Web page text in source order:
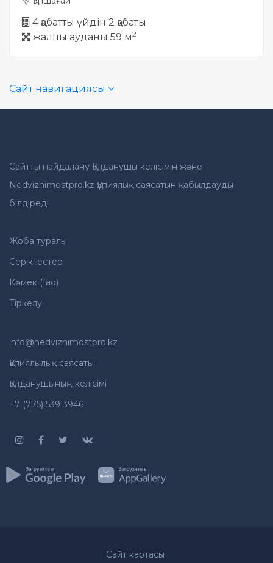
4 қабатты үйдін 2 қабаты
жалпы ауданы 59 м2
Сайт навигациясы
Сайтты пайдалану Қолданушы келісімін және
Nedvizhimostpro.kz Құпиялық саясатын қабылдауды
білдіреді
Жоба туралы
Серіктестер
Көмек (faq)
Тіркелу
info@nedvizhimostpro.kz
Құпиялылық саясаты
Қолданушының келісімі
+7 (775) 539 3946
Сайт картасы